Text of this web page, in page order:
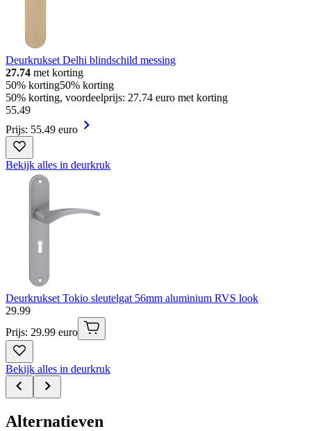
Deurkrukset Delhi blindschild messing
27.74 met korting
50% korting50% korting
50% korting, voordeelprijs: 27.74 euro met korting
55.49
Prijs: 55.49 euro
Bekijk alles in deurkruk
Deurkrukset Tokio sleutelgat 56mm aluminium RVS look
29.99
Prijs: 29.99 euro
Bekijk alles in deurkruk
Alternatieven